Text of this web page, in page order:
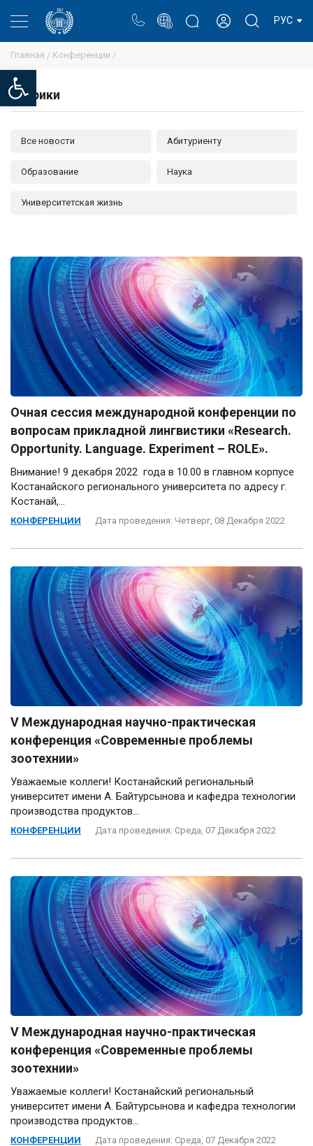
Open toolbar
РУС
Главная / Конференции /
Очная сессия международной конференции по
вопросам прикладной лингвистики «Research.
Opportunity. Language. Experiment – ROLE».
Внимание! 9 декабря 2022 года в 10.00 в главном корпусе
Костанайского регионального университета по адресу г.
Костанай,...
КОНФЕРЕНЦИИ Дата проведения: Четверг, 08 Декабря 2022
V Международная научно-практическая
конференция «Современные проблемы
зоотехнии»
Уважаемые коллеги! Костанайский региональный
университет имени А. Байтурсынова и кафедра технологии
производства продуктов...
КОНФЕРЕНЦИИ Дата проведения: Среда, 07 Декабря 2022
V Международная научно-практическая
конференция «Современные проблемы
зоотехнии»
Уважаемые коллеги! Костанайский региональный
университет имени А. Байтурсынова и кафедра технологии
производства продуктов...
КОНФЕРЕНЦИИ Дата проведения: Среда, 07 Декабря 2022
Рубрики
Все новости Абитуриенту
Образование Наука
Университетская жизнь